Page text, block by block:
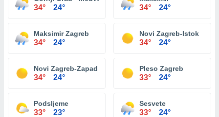
34° 24° 34° 24°
Maksimir Zagreb
34° 24°
Novi Zagreb-Istok
34° 24°
Novi Zagreb-Zapad
34° 24°
Pleso Zagreb
33° 24°
Podsljeme
33° 23°
Sesvete
33° 24°